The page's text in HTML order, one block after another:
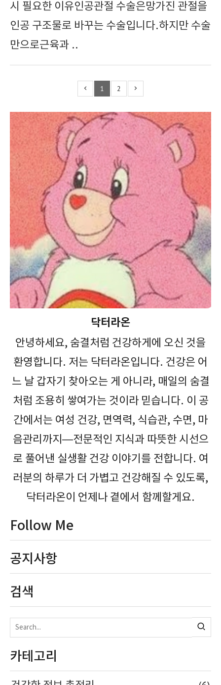
시 필요한 이유인공관절 수술은망가진 관절을
인공 구조물로 바꾸는 수술입니다.하지만 수술
만으로근육과 ..
1 2
닥터라온
안녕하세요, 숨결처럼 건강하게에 오신 것을
환영합니다. 저는 닥터라온입니다. 건강은 어
느 날 갑자기 찾아오는 게 아니라, 매일의 숨결
처럼 조용히 쌓여가는 것이라 믿습니다. 이 공
간에서는 여성 건강, 면역력, 식습관, 수면, 마
음관리까지—전문적인 지식과 따뜻한 시선으
로 풀어낸 실생활 건강 이야기를 전합니다. 여
러분의 하루가 더 가볍고 건강해질 수 있도록,
닥터라온이 언제나 곁에서 함께할게요.
Follow Me
공지사항
검색
카테고리